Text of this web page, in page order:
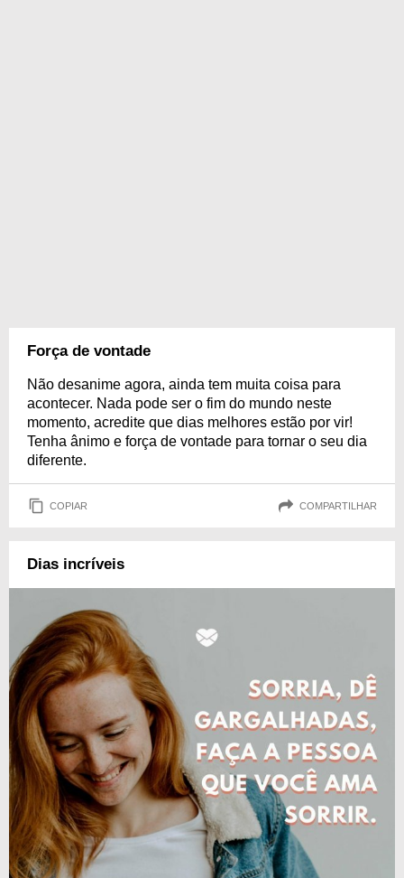
Força de vontade
Não desanime agora, ainda tem muita coisa para
acontecer. Nada pode ser o fim do mundo neste
momento, acredite que dias melhores estão por vir!
Tenha ânimo e força de vontade para tornar o seu dia
diferente.
COPIAR COMPARTILHAR
Dias incríveis